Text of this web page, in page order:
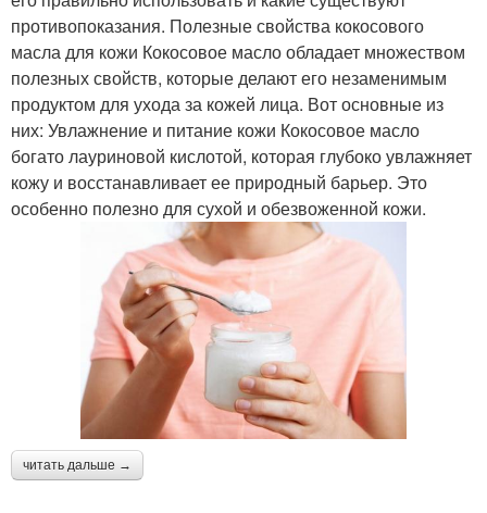
противопоказания. Полезные свойства кокосового
масла для кожи Кокосовое масло обладает множеством
полезных свойств, которые делают его незаменимым
продуктом для ухода за кожей лица. Вот основные из
них: Увлажнение и питание кожи Кокосовое масло
богато лауриновой кислотой, которая глубоко увлажняет
кожу и восстанавливает ее природный барьер. Это
особенно полезно для сухой и обезвоженной кожи.
читать дальше →